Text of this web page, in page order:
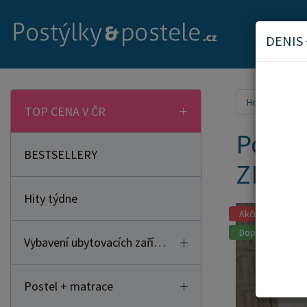
TOP CENA V ČR
BESTSELLERY
Hity týdne
Vybavení ubytovacích zařízení
Postel + matrace
Home
Akční zboží
Doporučujeme
DENIS